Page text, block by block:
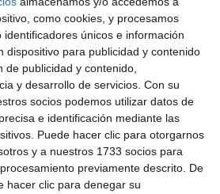
como cookies, y procesamos
únicos e información
dispositivo para publicidad y contenido
de publicidad y contenido,
y desarrollo de servicios. Con su
socios podemos utilizar datos de
e identificación mediante las
Puede hacer clic para otorgarnos
y a nuestros 1733 socios para
previamente descrito. De
hacer clic para denegar su
viernes llega al Teatro
España la comedia ‘Una
para tres hermanos’
Manuel España
el año de funciones el
enero con la comedia ‘Fan’